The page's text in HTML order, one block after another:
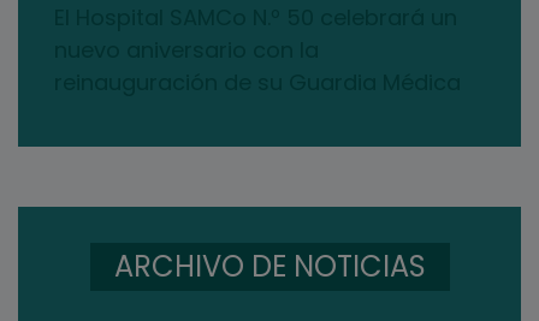
ARCHIVO DE NOTICIAS